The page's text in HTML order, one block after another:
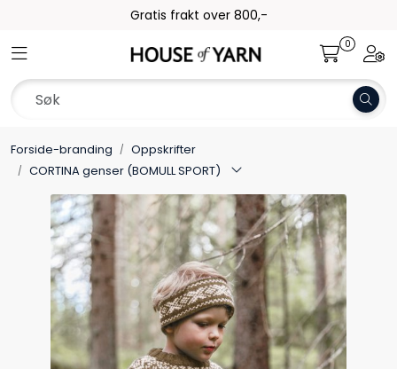
Skip to main contentGratis frakt over 800,-
Toggle navigation 0
Forside-branding
Oppskrifter
CORTINA genser (BOMULL SPORT)
Kolleksjoner
Pinner og tilbehør
Gavekort
Outlet